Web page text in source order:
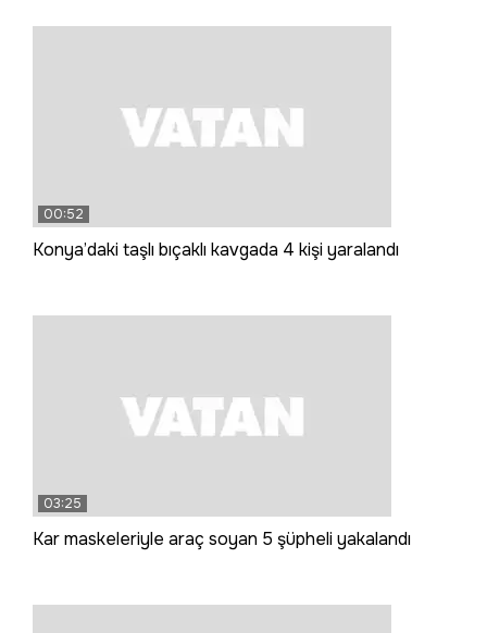
00:52
Konya’daki taşlı bıçaklı kavgada 4 kişi yaralandı
03:25
Kar maskeleriyle araç soyan 5 şüpheli yakalandı